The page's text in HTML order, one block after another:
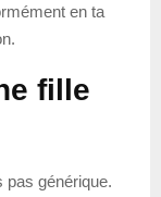
en ta
fille
pas générique.